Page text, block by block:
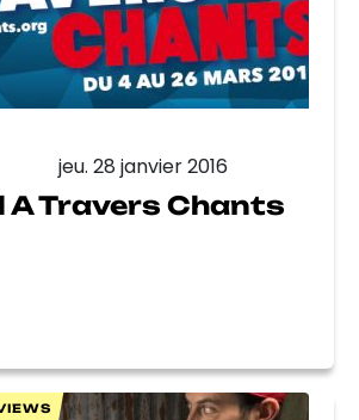
jeu. 28 janvier 2016
A Travers Chants